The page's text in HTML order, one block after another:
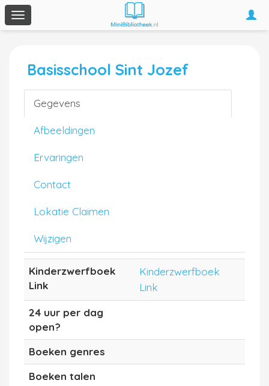
Toggle
navigation
Basisschool Sint Jozef
Gegevens
Afbeeldingen
Ervaringen
Contact
Lokatie Claimen
Wijzigen
Kinderzwerfboek
Link
Kinderzwerfboek
Link
24 uur per dag
open?
Boeken genres
Boeken talen